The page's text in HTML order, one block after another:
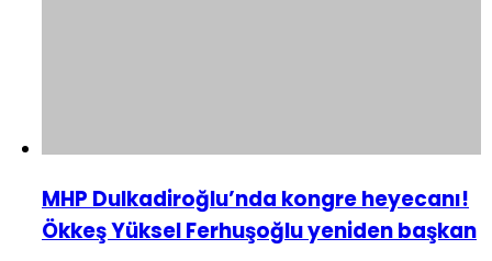
MHP Dulkadiroğlu’nda kongre heyecanı!
Ökkeş Yüksel Ferhuşoğlu yeniden başkan